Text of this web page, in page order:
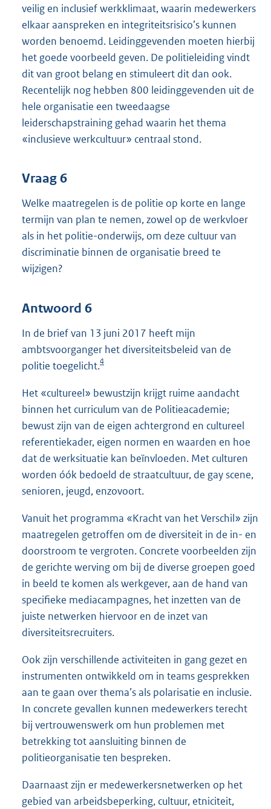
veilig en inclusief werkklimaat, waarin medewerkers
elkaar aanspreken en integriteitsrisico’s kunnen
worden benoemd. Leidinggevenden moeten hierbij
het goede voorbeeld geven. De politieleiding vindt
dit van groot belang en stimuleert dit dan ook.
Recentelijk nog hebben 800 leidinggevenden uit de
hele organisatie een tweedaagse
leiderschapstraining gehad waarin het thema
«inclusieve werkcultuur» centraal stond.
Vraag 6
Welke maatregelen is de politie op korte en lange
termijn van plan te nemen, zowel op de werkvloer
als in het politie-onderwijs, om deze cultuur van
discriminatie binnen de organisatie breed te
wijzigen?
Antwoord 6
In de brief van 13 juni 2017 heeft mijn
ambtsvoorganger het diversiteitsbeleid van de
politie toegelicht.4
Het «cultureel» bewustzijn krijgt ruime aandacht
binnen het curriculum van de Politieacademie;
bewust zijn van de eigen achtergrond en cultureel
referentiekader, eigen normen en waarden en hoe
dat de werksituatie kan beïnvloeden. Met culturen
worden óók bedoeld de straatcultuur, de gay scene,
senioren, jeugd, enzovoort.
Vanuit het programma «Kracht van het Verschil» zijn
maatregelen getroffen om de diversiteit in de in- en
doorstroom te vergroten. Concrete voorbeelden zijn
de gerichte werving om bij de diverse groepen goed
in beeld te komen als werkgever, aan de hand van
specifieke mediacampagnes, het inzetten van de
juiste netwerken hiervoor en de inzet van
diversiteitsrecruiters.
Ook zijn verschillende activiteiten in gang gezet en
instrumenten ontwikkeld om in teams gesprekken
aan te gaan over thema’s als polarisatie en inclusie.
In concrete gevallen kunnen medewerkers terecht
bij vertrouwenswerk om hun problemen met
betrekking tot aansluiting binnen de
politieorganisatie ten bespreken.
Daarnaast zijn er medewerkersnetwerken op het
gebied van arbeidsbeperking, cultuur, etniciteit,